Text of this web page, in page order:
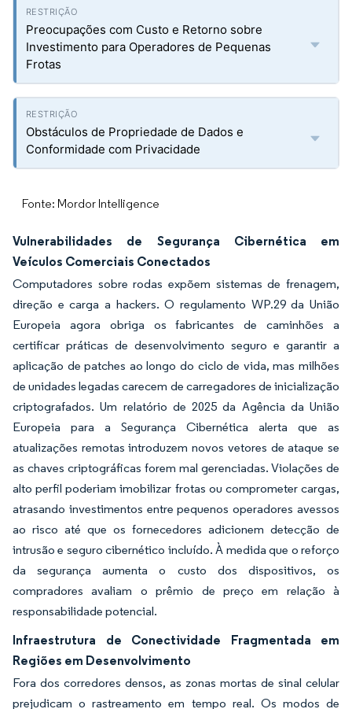
Preocupações com Custo e Retorno sobre
Investimento para Operadores de Pequenas
Frotas
Obstáculos de Propriedade de Dados e
Conformidade com Privacidade
Fonte: Mordor Intelligence
Vulnerabilidades de Segurança Cibernética em
Veículos Comerciais Conectados
Computadores sobre rodas expõem sistemas de frenagem,
direção e carga a hackers. O regulamento WP.29 da União
Europeia agora obriga os fabricantes de caminhões a
certificar práticas de desenvolvimento seguro e garantir a
aplicação de patches ao longo do ciclo de vida, mas milhões
de unidades legadas carecem de carregadores de inicialização
criptografados. Um relatório de 2025 da Agência da União
Europeia para a Segurança Cibernética alerta que as
atualizações remotas introduzem novos vetores de ataque se
as chaves criptográficas forem mal gerenciadas. Violações de
alto perfil poderiam imobilizar frotas ou comprometer cargas,
atrasando investimentos entre pequenos operadores avessos
ao risco até que os fornecedores adicionem detecção de
intrusão e seguro cibernético incluído. À medida que o reforço
da segurança aumenta o custo dos dispositivos, os
compradores avaliam o prêmio de preço em relação à
responsabilidade potencial.
Infraestrutura de Conectividade Fragmentada em
Regiões em Desenvolvimento
Fora dos corredores densos, as zonas mortas de sinal celular
prejudicam o rastreamento em tempo real. Os modos de